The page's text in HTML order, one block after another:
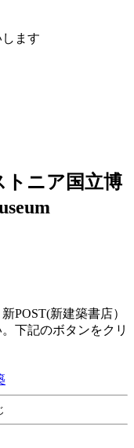
ます
トニア国立博
POST(新建築書店）
下記のボタンをクリ